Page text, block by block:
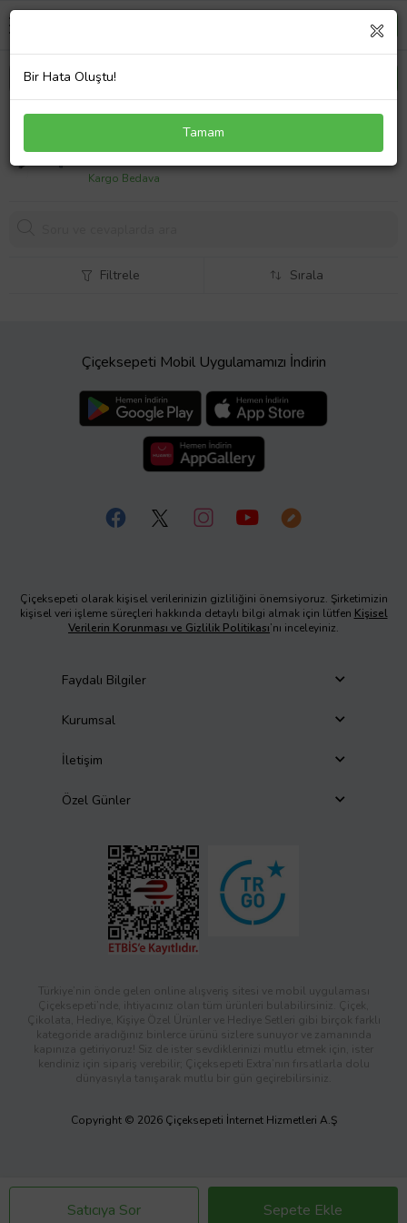
Opel Astra J Sd/hb 10/20 Arka Çamurluk
1006,88 TL
Kargo Bedava
Satıcıya Sor Sepete Ekle
Filtrele Sırala
Çiçeksepeti Mobil Uygulamamızı İndirin
Çiçeksepeti olarak kişisel verilerinizin gizliliğini önemsiyoruz. Şirketimizin
kişisel veri işleme süreçleri hakkında detaylı bilgi almak için lütfen Kişisel
Verilerin Korunması ve Gizlilik Politikası’nı inceleyiniz.
Faydalı Bilgiler
Kurumsal
İletişim
Özel Günler
Türkiye’nin önde gelen online alışveriş sitesi ve mobil uygulaması
Çiçeksepeti’nde, ihtiyacınız olan tüm ürünleri bulabilirsiniz. Çiçek,
Çikolata, Hediye, Kişiye Özel Ürünler ve Hediye Setleri gibi birçok farklı
kategoride aradığınız binlerce ürünü sizlere sunuyor ve zamanında
kapınıza getiriyoruz! Siz de ister sevdiklerinizi mutlu etmek için, ister
kendiniz için sipariş verebilir; Çiçeksepeti Extra’nın fırsatlarla dolu
dünyasıyla tanışarak mutlu bir gün geçirebilirsiniz.
Copyright © 2026 Çiçeksepeti İnternet Hizmetleri A.Ş
Bir Hata Oluştu!
Tamam